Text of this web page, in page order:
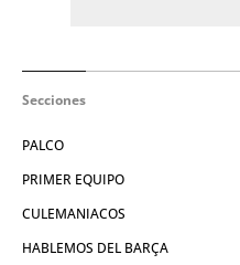
Secciones
PALCO
PRIMER EQUIPO
CULEMANIACOS
HABLEMOS DEL BARÇA